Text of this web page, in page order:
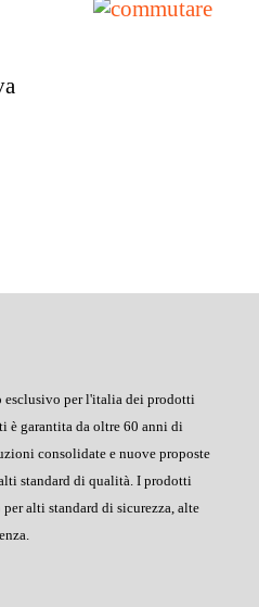
esclusivo per l'italia dei prodotti
è garantita da oltre 60 anni di
consolidate e nuove proposte
standard di qualità. I prodotti
alti standard di sicurezza, alte